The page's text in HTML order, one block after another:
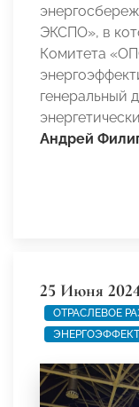
ЭКСПО», в
Комитета
генеральный
Андрей
25 Июня
ОТРАСЛЕВОЕ